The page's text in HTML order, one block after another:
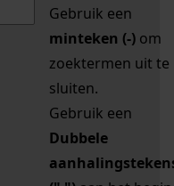
Gebruik een
minteken (-) om
zoektermen uit te
sluiten.
Gebruik een
Dubbele